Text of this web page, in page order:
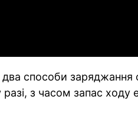
способи заряджання
з часом запас ходу